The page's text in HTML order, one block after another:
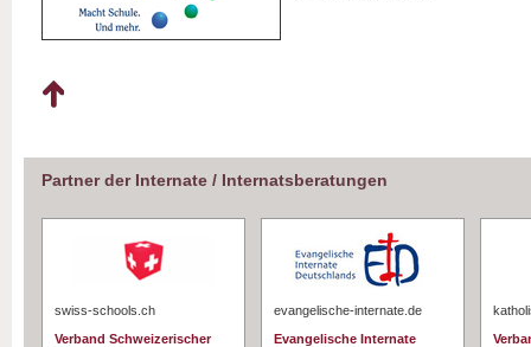
Partner der Internate / Internatsberatungen
swiss-schools.ch
Verband Schweizerischer
evangelische-internate.de
Evangelische Internate